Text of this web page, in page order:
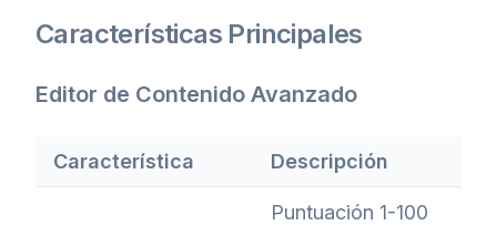
Características Principales
Editor de Contenido Avanzado
Característica Descripción
Puntuación 1-100